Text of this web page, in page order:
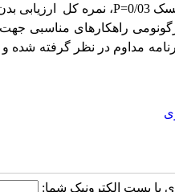
0/03
P=، نمره کل ارزیابی
راهکارهای مناسبی
مداوم در نظر گرفته
یا پست الکترونیک شما: